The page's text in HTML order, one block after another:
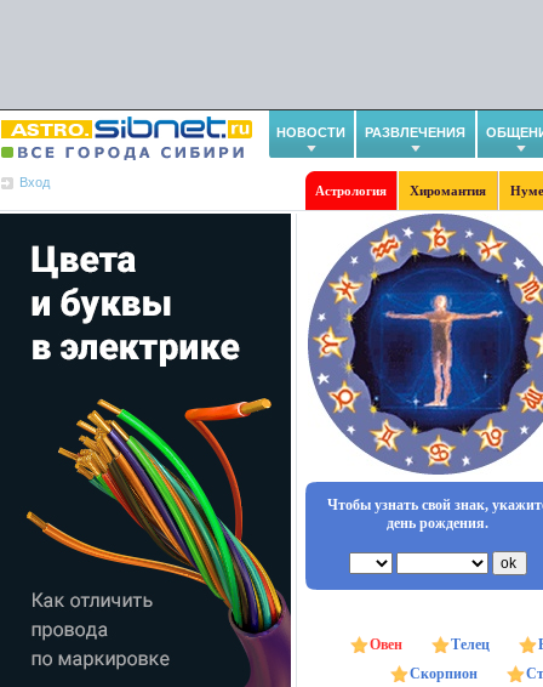
НОВОСТИ РАЗВЛЕЧЕНИЯ
Вход
Астрология Хиромантия
Чтобы узнать свой знак,
день рождения.
Овен Телец
Скорпион